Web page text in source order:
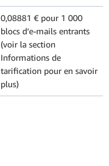
0,08881 € pour 1 000
blocs d’e-mails entrants
(voir la section
Informations de
tarification pour en savoir
plus)